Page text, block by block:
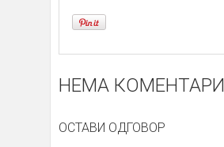
НЕМА КОМЕНТАРИ
ОСТАВИ ОДГОВОР